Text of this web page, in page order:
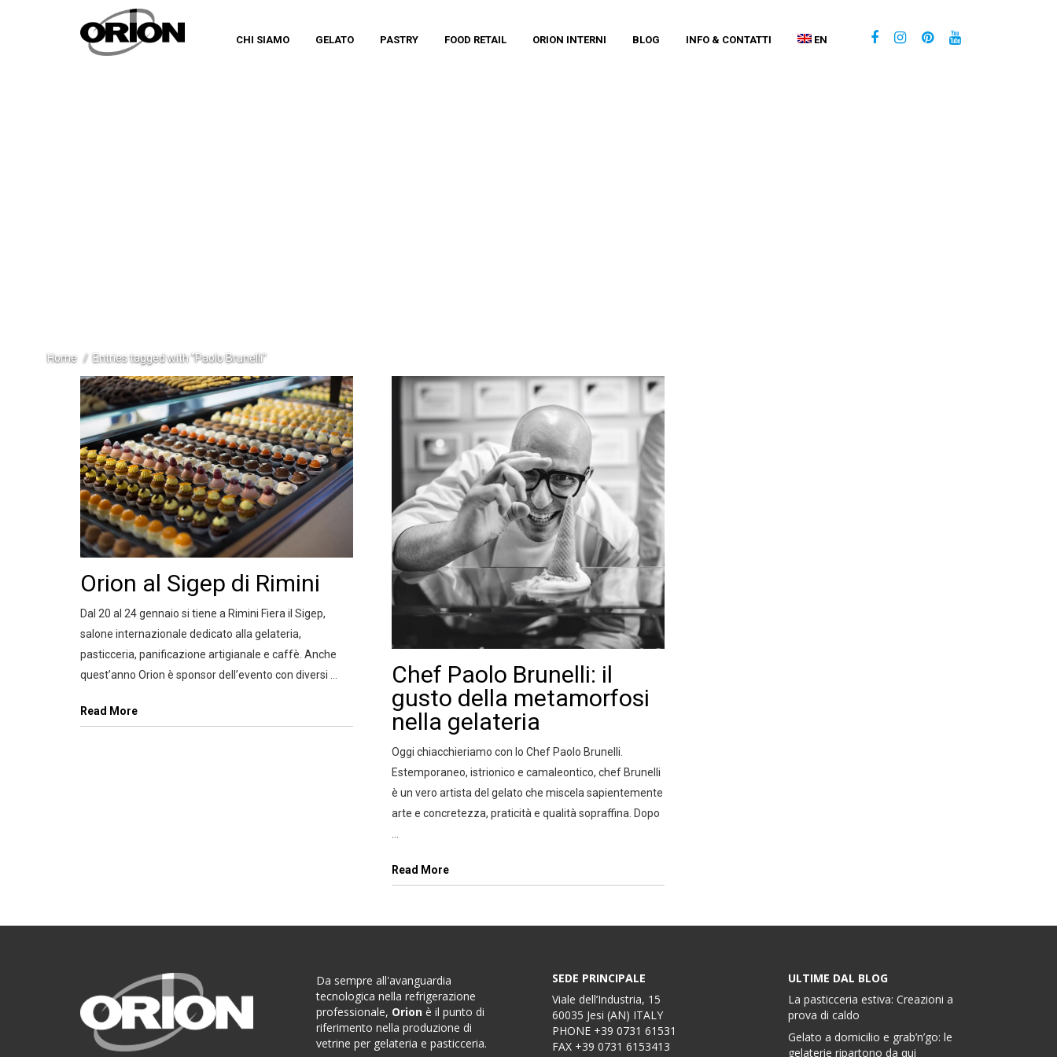
CHI SIAMO GELATO PASTRY FOOD RETAIL ORION INTERNI BLOG INFO & CONTATTI EN
Home Entries tagged with "Paolo Brunelli"
Orion al Sigep di Rimini
Dal 20 al 24 gennaio si tiene a Rimini Fiera il Sigep,
salone internazionale dedicato alla gelateria,
pasticceria, panificazione artigianale e caffè. Anche
quest’anno Orion è sponsor dell’evento con diversi ...
Read More
Chef Paolo Brunelli: il
gusto della metamorfosi
nella gelateria
Oggi chiacchieriamo con lo Chef Paolo Brunelli.
Estemporaneo, istrionico e camaleontico, chef Brunelli
è un vero artista del gelato che miscela sapientemente
arte e concretezza, praticità e qualità sopraffina. Dopo
Read More
Da sempre all'avanguardia
tecnologica nella refrigerazione
professionale, Orion è il punto di
riferimento nella produzione di
vetrine per gelateria e pasticceria.
SEDE PRINCIPALE
Viale dell’Industria, 15
60035 Jesi (AN) ITALY
PHONE +39 0731 61531
FAX +39 0731 6153413
ULTIME DAL BLOG
La pasticceria estiva: Creazioni a
prova di caldo
Gelato a domicilio e grab’n’go: le
gelaterie ripartono da qui